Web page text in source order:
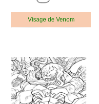
Visage de Venom